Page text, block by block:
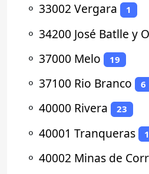
⚬ 33002 Vergara 1
⚬ 34200 José Batlle y
⚬ 37000 Melo 19
⚬ 37100 Rio Branco 6
⚬ 40000 Rivera 23
⚬ 40001 Tranqueras 1
⚬ 40002 Minas de